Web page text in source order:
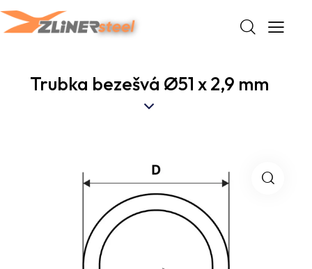
Trubka bezešvá Ø51 x 2,9 mm